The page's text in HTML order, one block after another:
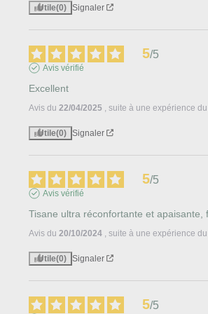
Utile(0) Signaler
5/5
Avis vérifié
Excellent
Avis du 22/04/2025 , suite à une expérience du
Utile(0) Signaler
5/5
Avis vérifié
Tisane ultra réconfortante et apaisante,
Avis du 20/10/2024 , suite à une expérience du
Utile(0) Signaler
5/5